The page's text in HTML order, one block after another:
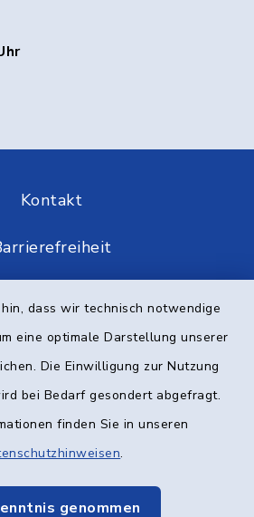
dass wir technisch notwendige
eine optimale Darstellung unserer
Die Einwilligung zur Nutzung
bei Bedarf gesondert abgefragt.
finden Sie in unseren
.
genommen
Kontakt
Impressum
Kommunikation
Sitemap
Einstellungen